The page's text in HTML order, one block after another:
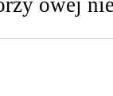
owej